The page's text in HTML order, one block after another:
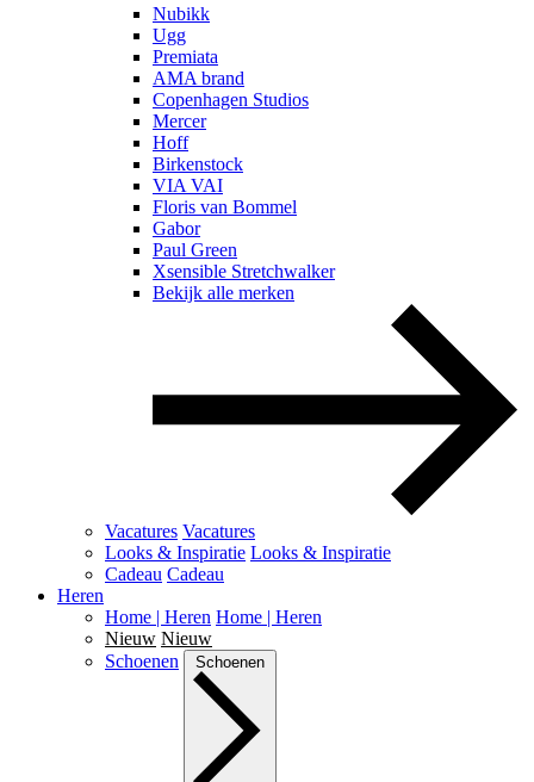
Nubikk
Ugg
Premiata
AMA brand
Copenhagen Studios
Mercer
Hoff
Birkenstock
VIA VAI
Floris van Bommel
Gabor
Paul Green
Xsensible Stretchwalker
Bekijk alle merken
Vacatures Vacatures
Looks & Inspiratie Looks & Inspiratie
Cadeau Cadeau
Heren
Home | Heren Home | Heren
Nieuw Nieuw
Schoenen
Schoenen